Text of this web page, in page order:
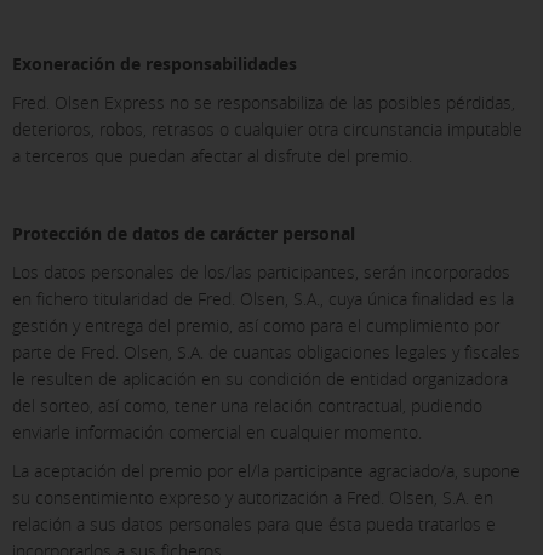
Exoneración de responsabilidades
Fred. Olsen Express no se responsabiliza de las posibles pérdidas,
deterioros, robos, retrasos o cualquier otra circunstancia imputable
a terceros que puedan afectar al disfrute del premio.
Protección de datos de carácter personal
Los datos personales de los/las participantes, serán incorporados
en fichero titularidad de Fred. Olsen, S.A., cuya única finalidad es la
gestión y entrega del premio, así como para el cumplimiento por
parte de Fred. Olsen, S.A. de cuantas obligaciones legales y fiscales
le resulten de aplicación en su condición de entidad organizadora
del sorteo, así como, tener una relación contractual, pudiendo
enviarle información comercial en cualquier momento.
La aceptación del premio por el/la participante agraciado/a, supone
su consentimiento expreso y autorización a Fred. Olsen, S.A. en
relación a sus datos personales para que ésta pueda tratarlos e
CONFIGURACIÓN DE COOKIES
ACEPTAR TODAS
Cookies necesarias
nuestros sistemas. Puedes configurar tu navegador para
bloquear o alertar sobre estas cookies, pero algunas áreas
del sitio no funcionarán. Estas cookies no almacenan